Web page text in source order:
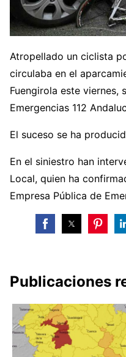
Atropellado un ciclista
circulaba en el
Fuengirola este viernes,
Emergencias 112
El suceso se ha
En el siniestro han
Local, quien ha
Empresa Pública de
Publicaciones